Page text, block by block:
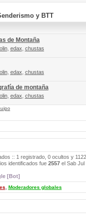
y BTT
de Montaña
, edax chustas
, edax chustas
de montaña
, edax chustas
:: 1 registrado, 0 ocultos y
identificados fue 2557el Sab Jul
[Bot]
Moderadores globales